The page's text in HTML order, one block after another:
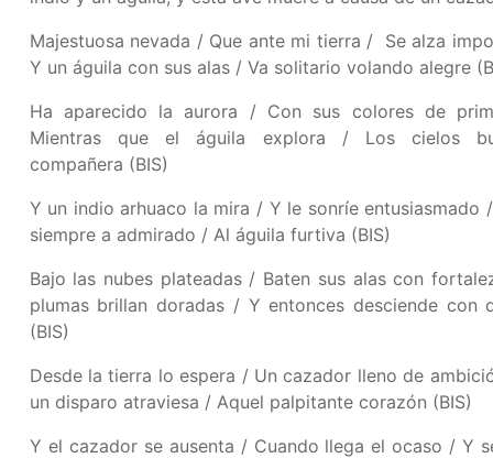
Majestuosa nevada / Que ante mi tierra / Se alza
Y un águila con sus alas / Va solitario volando alegre
Ha aparecido la aurora / Con sus colores de
Mientras que el águila explora / Los cielos
compañera (BIS)
Y un indio arhuaco la mira / Y le sonríe entusiasmado
siempre a admirado / Al águila furtiva (BIS)
Bajo las nubes plateadas / Baten sus alas con
plumas brillan doradas / Y entonces desciende con
(BIS)
Desde la tierra lo espera / Un cazador lleno de
un disparo atraviesa / Aquel palpitante corazón (BIS)
Y el cazador se ausenta / Cuando llega el ocaso / Y